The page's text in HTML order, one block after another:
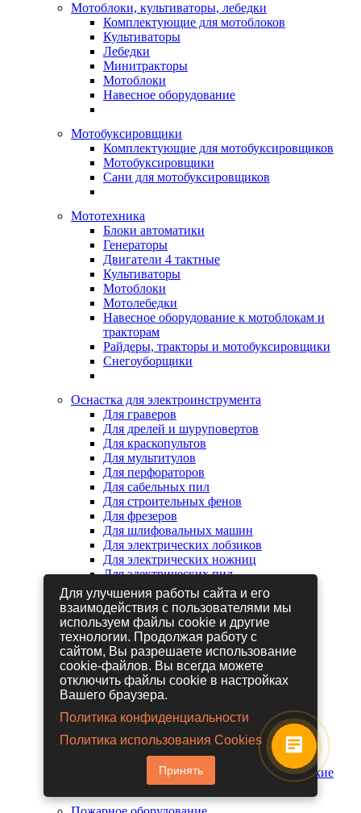
Мотоблоки, культиваторы, лебедки
Комплектующие для мотоблоков
Культиваторы
Лебедки
Минитракторы
Мотоблоки
Навесное оборудование
Мотобуксировщики
Комплектующие для мотобуксировщиков
Мотобуксировщики
Сани для мотобуксировщиков
Мототехника
Блоки автоматики
Генераторы
Двигатели 4 тактные
Культиваторы
Мотоблоки
Мотолебедки
Навесное оборудование к мотоблокам и
тракторам
Райдеры, тракторы и мотобуксировщики
Снегоуборщики
Оснастка для электроинструмента
Для граверов
Для дрелей и шуруповертов
Для краскопультов
Для мультитулов
Для перфораторов
Для сабельных пил
Для строительных фенов
Для фрезеров
Для шлифовальных машин
Для электрических лобзиков
Для электрических ножниц
Для электрических пил
Для электрических рубанков
Пневмоинструмент
Гайковерты пневматические
Дрели пневматические
Другие пневмоинструменты
Заклепочники пневматические
Наборы пневмоинструмента
Пистолеты пневматические
Расходные материалы для
пневмоинструментов
Шланги для пневмоинструментов
Шлифовальные машины пневматические
Для улучшения работы сайта и его
взаимодействия с пользователями мы
используем файлы cookie и другие
технологии. Продолжая работу с
сайтом, Вы разрешаете использование
cookie-файлов. Вы всегда можете
отключить файлы cookie в настройках
Вашего браузера.
Политика конфиденциальности
Политика использования Cookies
Принять